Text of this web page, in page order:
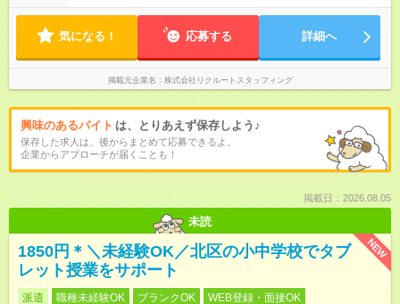
気になる！ 応募する 詳細へ
掲載元企業名 株式会社リクルートスタッフィング
興味のあるバイト は、とりあえず保存しよう♪
保存した求人は、後からまとめて応募できるよ。
企業からアプローチが届くことも！
掲載日：2026.08.05
未読
NEW
1850円＊＼未経験OK／北区の小中学校でタブ
レット授業をサポート
派遣 職種未経験OK ブランクOK WEB登録・面接OK